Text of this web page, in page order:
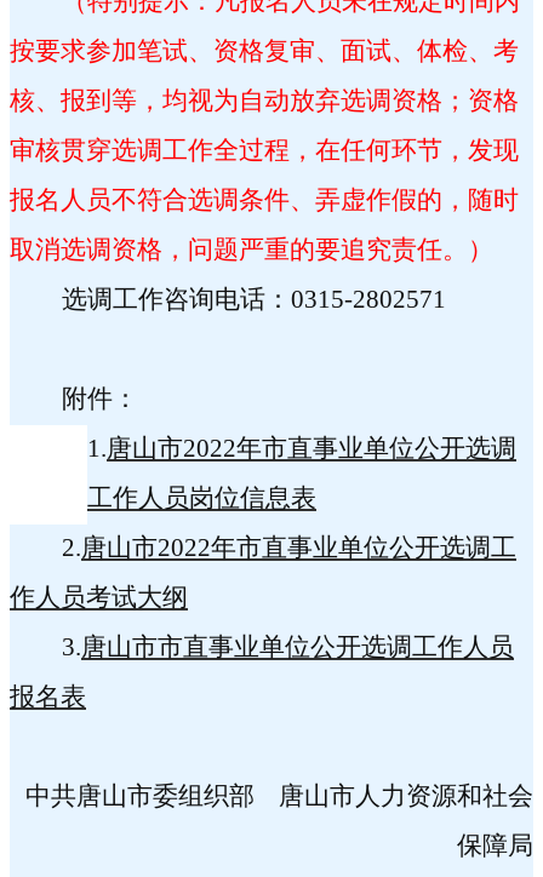
按要求参加笔试、资格复审、面试、体检、考
核、报到等，均视为自动放弃选调资格；资格
审核贯穿选调工作全过程，在任何环节，发现
报名人员不符合选调条件、弄虚作假的，随时
取消选调资格，问题严重的要追究责任。）
选调工作咨询电话： 0315-2802571
附件：
1.唐山市2022年市直事业单位公开选调
工作人员岗位信息表
2.唐山市2022年市直事业单位公开选调工
作人员考试大纲
3.唐山市市直事业单位公开选调工作人员
报名表
中共唐山市委组织部
唐山市人力资源和社会
保障局